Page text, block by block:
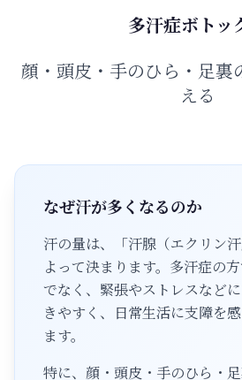
多汗症ボトッ
顔・頭皮・手のひら・足裏
える
なぜ汗が多くなるのか
汗の量は、「汗腺（エクリン
よって決まります。多汗症の
でなく、緊張やストレスなど
きやすく、日常生活に支障を
ます。
特に、顔・頭皮・手のひら・